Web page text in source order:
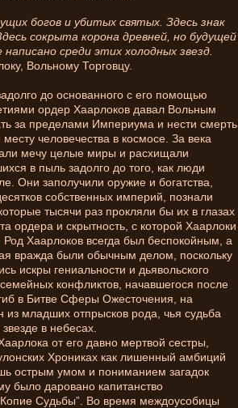
богов и убитых святых. Здесь знак
сокрыта корона древней, но будущей
написано среди этих холодных звезд.
Вольному Торговцу.
до основанного с его помощью
ордер Хаарлоков давал Вольным
за пределами Империума и нести смерть
человечества в космосе. За века
мечу целые миры и расхищали
в пыль задолго до того, как люди
Они заполучили оружие и богатства,
собственных империй, познали
тысячи раз прокляли бы их в глазах
ордера и скрытность, с которой Хаарлоки
Хаарлоков всегда был беспокойным, а
вражда были обычным делом, поскольку
искры гениальности и дьявольского
конфликтов, начавшегося после
в Битве Сферы Ожесточения, на
из младших отпрысков рода, чья судьба
в небесах.
от его давно мертвой сестры,
Хрониках как лишенный амбиций
острым умом и пониманием загадок
было даровано капитанство
Судьбы”. Во время междоусобицы